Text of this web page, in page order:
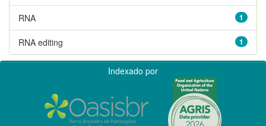
1
RNA
1
RNA editing
Indexado por